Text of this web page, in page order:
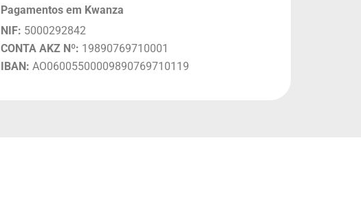
Pagamentos em Kwanza
NIF: 5000292842
CONTA AKZ Nº: 19890769710001
IBAN: AO06005500009890769710119